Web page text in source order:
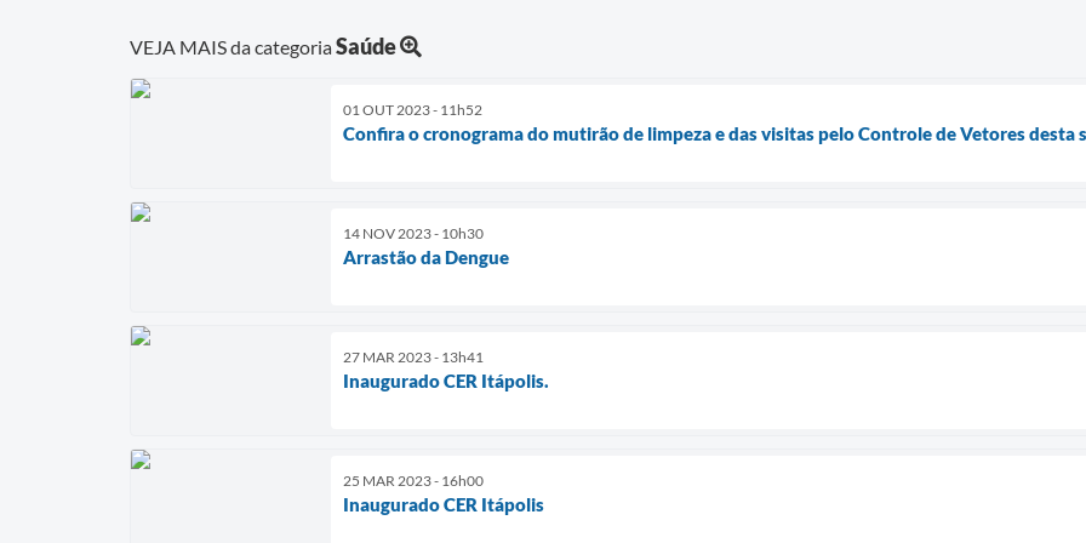
VEJA MAIS da categoriaSaúde
01 OUT 2023 - 11h52
Confira o cronograma do mutirão de limpeza e das visitas pelo Controle de Vetores desta
14 NOV 2023 - 10h30
Arrastão da Dengue
27 MAR 2023 - 13h41
Inaugurado CER Itápolis.
25 MAR 2023 - 16h00
Inaugurado CER Itápolis